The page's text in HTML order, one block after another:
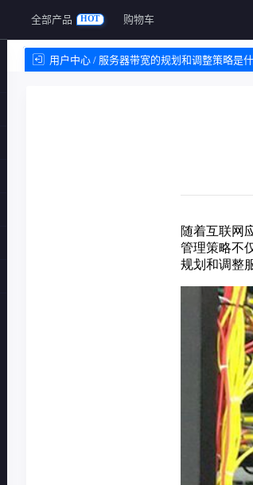
全部产品 HOT 购物车
用户中心 / 服务器带宽的规划和调整策略是什